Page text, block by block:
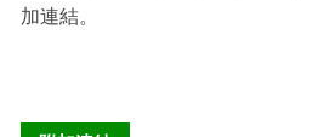
加連結。